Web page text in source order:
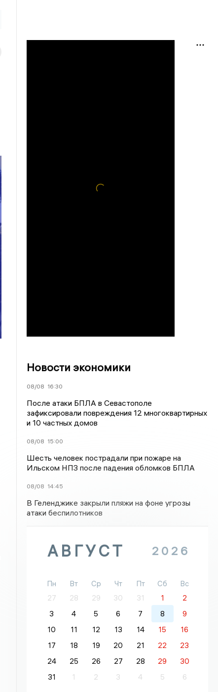
Новости экономики
08/08 16:30
После атаки БПЛА в Севастополе
зафиксировали повреждения 12 многоквартирных
и 10 частных домов
08/08 15:00
Шесть человек пострадали при пожаре на
Ильском НПЗ после падения обломков БПЛА
08/08 14:45
В Геленджике закрыли пляжи на фоне угрозы
атаки беспилотников
АВГУСТ 2026
Пн Вт Ср Чт Пт Сб
Вс
27
28 29 30 31 1
2
3
4 5 6 7 8
9
10
11 12 13 14 15
16
17
18 19 20 21 22
23
24
25 26 27 28 29
30
31
1 2 3 4 5 6